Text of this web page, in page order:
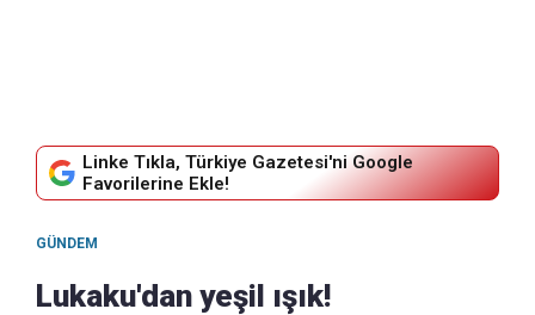
Linke Tıkla, Türkiye Gazetesi'ni Google
Favorilerine Ekle!
GÜNDEM
Lukaku'dan yeşil ışık!